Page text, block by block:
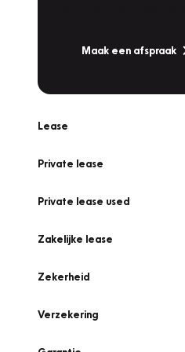
Maak een afspraak
Lease
Private lease
Private lease used
Zakelijke lease
Zekerheid
Verzekering